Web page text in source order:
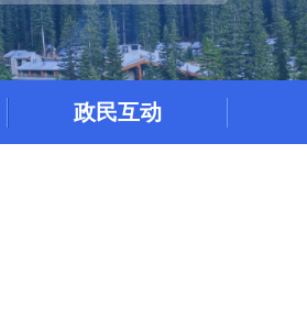
政民互动